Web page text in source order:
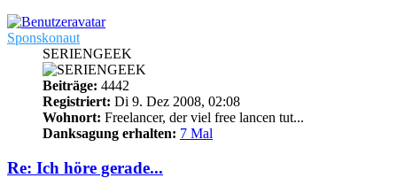
Sponskonaut
SERIENGEEK
Beiträge: 4442
Registriert: Di 9. Dez 2008, 02:08
Wohnort: Freelancer, der viel free lancen tut...
Danksagung erhalten: 7 Mal
Re: Ich höre gerade...